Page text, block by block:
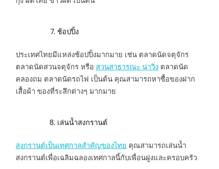
ช้อปปิ้ง
ประเทศไทยมีแหล่งช้อปปิ้งมากมาย เช่น ตลาดนัดจตุจักร
ตลาดนัดสวนจตุจักร หรือ สวนสาธารณะ น่าวิ่ง ตลาดนัด
คลองถม ตลาดนัดรถไฟ เป็นต้น คุณสามารถหาซื้อของฝาก
เสื้อผ้า ของที่ระลึกต่างๆ มากมาย
เล่นน้ำสงกรานต์
สงกรานต์เป็นเทศกาลสำคัญของไทย คุณสามารถเล่นน้ำ
สงกรานต์เพื่อเฉลิมฉลองเทศกาลนี้กับเพื่อนฝูงและครอบครัว